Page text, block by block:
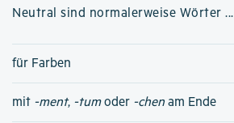
Neutral sind normalerweise Wörter ...
für Farben
mit -ment, -tumoder -chen am Ende